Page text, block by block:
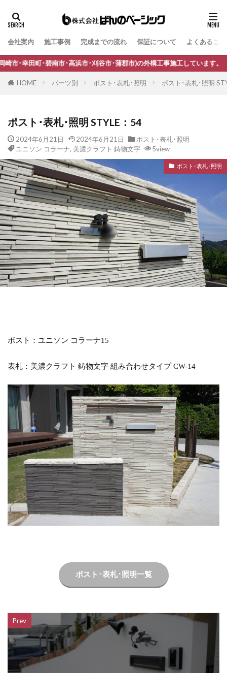
会社案内 施工事例 完成までの流れ 保証について よくあるご
･高浜市･刈谷市･蒲郡市)の外構工事施工しています。
HOME パーツ別 ポスト･表札･照明 ポスト･表札･照明
ポスト･表札･照明 STYLE：54
2024年6月21日 2024年6月21日
ポスト･表札･照明
ユニソン コラーナ, 美濃クラフト 鋳物文字 5view
ポスト･表札･照明
ポスト：ユニソン コラーナ15
表札：美濃クラフト 鋳物文字 組み合わせタイプ CW-14
ポスト･表札･照明一覧
Prev
タグ
B-Life.s Bウッドスタイル
B-Life.s ジョグストーン
B-Life.s ロートアイアンサイン
Dea's Garden A-07
Dea'sGarden アルモ
Dea'sGarden アンジュ
Dea'sGarden カンナミニ
Dea'sGarden スタッコU
Dea'sGarden ディーズシェッド カンナ
Dea'sGarden プロバンス
Dea'sGarden ポーチ
ECOMOC エコモックフェンス
Kターフ
LIXIL アーキフィールド
LIXIL アーキフラン
LIXIL アクシィ1型
LIXIL アクシィ2型
LIXIL アメリカンフェンス
LIXIL アルファベットサイン
LIXIL アルメッシュフェンス
LIXIL ウィンスリーポート
LIXIL ウォールスクリーン
LIXIL エススライド
LIXIL ガーデンルームGF
LIXIL グレイスランド
LIXIL コートラインⅡ
LIXIL ココマ
LIXIL サイモン
LIXIL サニージュ
LIXIL サニーブリーズフェンス
LIXIL ジーマ
LIXIL スタイルコート
LIXIL ステンレスサイン
LIXIL スマート宅配ポスト
LIXIL デザイナーズパーツ 枕木材
LIXIL ネクストポスト
LIXIL ネスカ
LIXIL ハイサモア
LIXIL フーゴ
LIXIL ファンクションユニット アクシィ
LIXIL ファンクションユニット ウィルモダン
LIXIL プレミエス
LIXIL プログコートフェンス
LIXIL ベルニューズ
LIXIL ラフィーネ門扉
LIXIL 横型ポストP-1型
LIXIL 樹ら楽ステージ
LIXIL 機能門柱FS
LIXIL 機能門柱FW
LIXIL 美彩 マリンライト
LIXIL 表札灯
LIXIL 門柱灯